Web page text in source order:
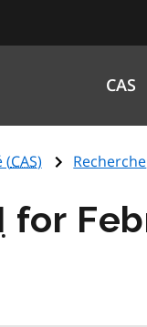
CAS
(CAS) Recherche
for